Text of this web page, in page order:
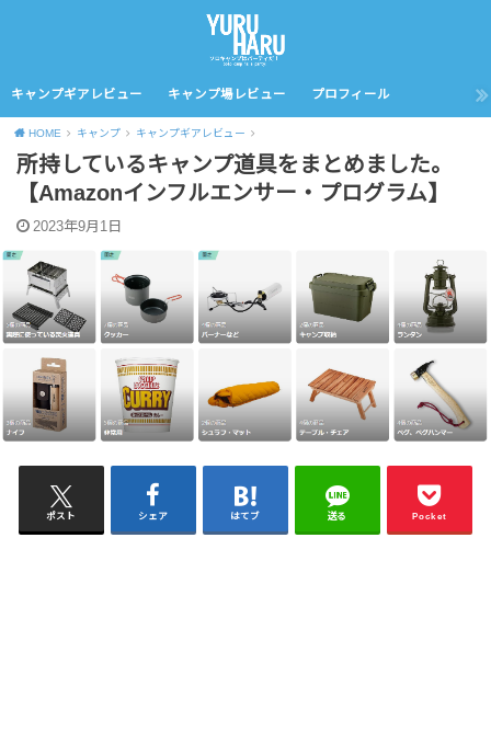
キャンプギアレビュー キャンプ場レビュー プロフィール
HOME キャンプ キャンプギアレビュー
所持しているキャンプ道具をまとめました。
【Amazonインフルエンサー・プログラム】
2023年9月1日
ポスト シェア はてブ 送る Pocket